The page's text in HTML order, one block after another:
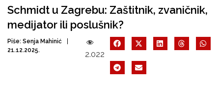
Schmidt u Zagrebu: Zaštitnik, zvaničnik,
medijator ili poslušnik?
Piše: Senja Mahinić
21.12.2025.
2.022